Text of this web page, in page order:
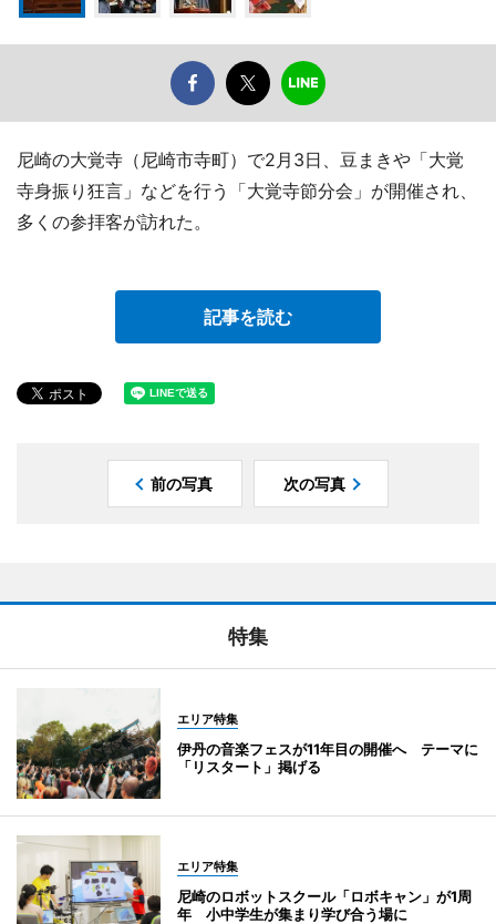
尼崎の大覚寺（尼崎市寺町）で2月3日、豆まきや「大覚
寺身振り狂言」などを行う「大覚寺節分会」が開催され、
多くの参拝客が訪れた。
記事を読む
前の写真 次の写真
特集
エリア特集
伊丹の音楽フェスが11年目の開催へ テーマに
「リスタート」掲げる
エリア特集
尼崎のロボットスクール「ロボキャン」が1周
年 小中学生が集まり学び合う場に